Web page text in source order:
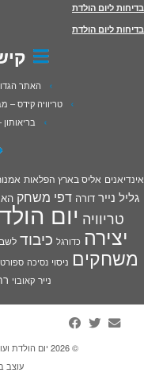
בדיחות ליום הולדת
בדיחות ליום הולדת
האתר
טריוויה קידס –
אינדיאנים אליס בארץ הפלאות
גליל נייר דורה דפי משחק
טריוויה יום
יצירה כדורגל כיבוד
משחקים ניסוי נסיכה ספורט
נייר קאובוי
© 2026 יום הולדת
עוצב